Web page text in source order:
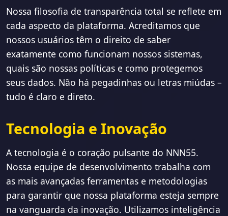
Nossa filosofia de transparência total se reflete em
cada aspecto da plataforma. Acreditamos que
nossos usuários têm o direito de saber
exatamente como funcionam nossos sistemas,
quais são nossas políticas e como protegemos
seus dados. Não há pegadinhas ou letras miúdas –
tudo é claro e direto.
Tecnologia e Inovação
A tecnologia é o coração pulsante do NNN55.
Nossa equipe de desenvolvimento trabalha com
as mais avançadas ferramentas e metodologias
para garantir que nossa plataforma esteja sempre
na vanguarda da inovação. Utilizamos inteligência